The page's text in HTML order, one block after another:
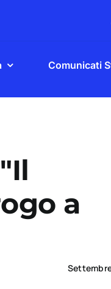
Comunicati
a